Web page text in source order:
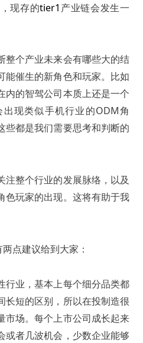
现存的tier1 产业链会发生一
整个产业未来会有哪些大的结
能催生的新角色和玩家。比如
内的智驾公司本质上还是一个
现类似手机行业的ODM角
些都是我们需要思考和判断的
注整个行业的发展脉络，以及
色玩家的出现。这将有助于我
点建议给到大家：
行业，基本上每个细分品类都
长短的区别，所以在投制造很
市场。每个上市公司成长起来
或者几波机会，少数企业能够